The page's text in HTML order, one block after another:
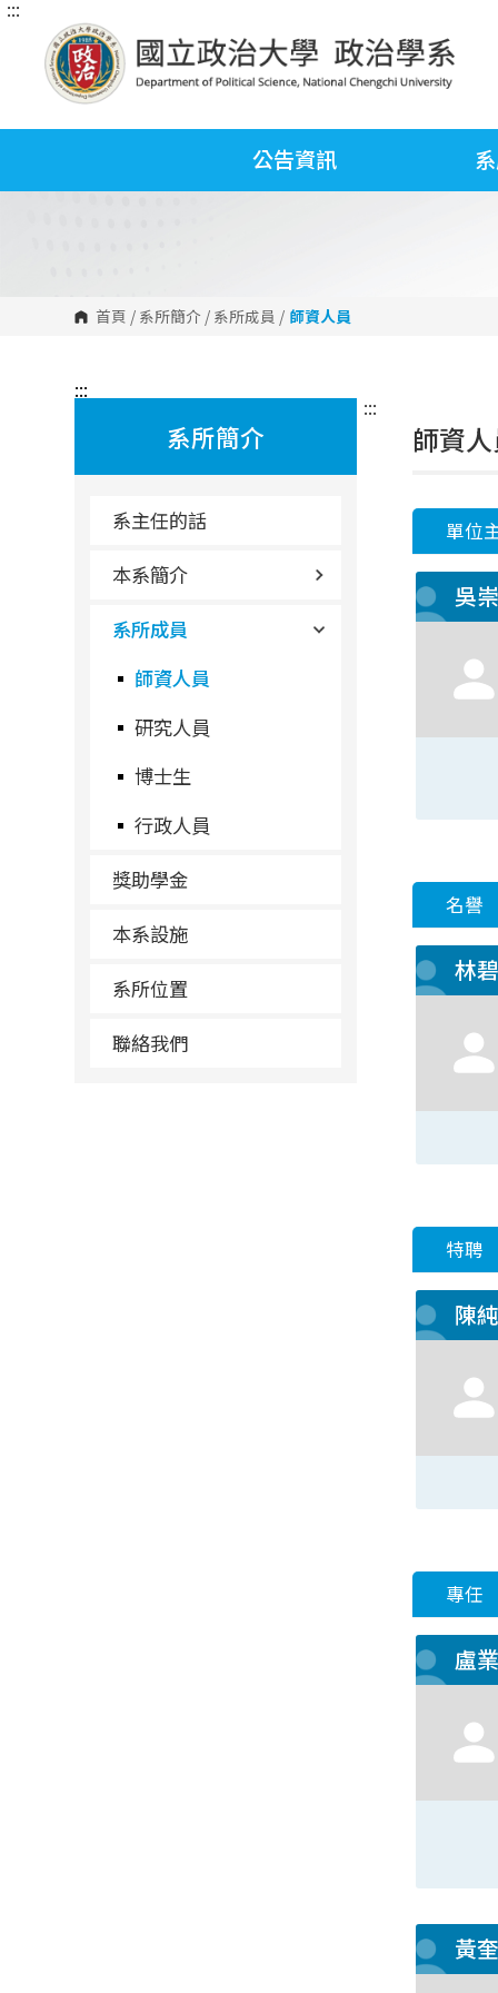
跳
塊
:::
公告資訊
首頁 / 系所簡介 / 系所成員 / 師資人員
:::
系所簡介
系主任的話
本系簡介
系所成員
師資人員
研究人員
博士生
行政人員
獎助學金
本系設施
系所位置
聯絡我們
:::
師資
單位
吳
名譽
林
特聘
陳
專任
盧
黃